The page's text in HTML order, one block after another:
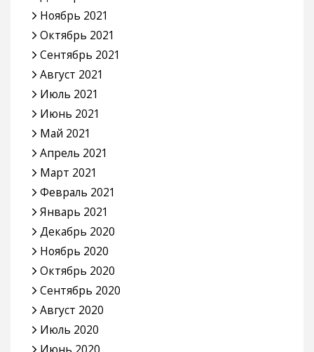
Ноябрь 2021
Октябрь 2021
Сентябрь 2021
Август 2021
Июль 2021
Июнь 2021
Май 2021
Апрель 2021
Март 2021
Февраль 2021
Январь 2021
Декабрь 2020
Ноябрь 2020
Октябрь 2020
Сентябрь 2020
Август 2020
Июль 2020